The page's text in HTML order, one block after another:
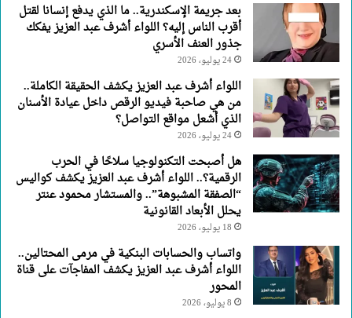
جذور
العنف
الأسري
بعد جريمة الإسكندرية.. ما الذي يدفع إنسانا لقتل
أقرب الناس إليه؟ اللواء أشرف عبد العزيز يفكك
جذور العنف الأسري
24 يوليو، 2026
اللواء أشرف عبد العزيز يكشف الحقيقة الكاملة..
من هي صاحبة فيديو الرقص داخل عيادة الأسنان
الذي أشعل مواقع التواصل؟
24 يوليو، 2026
هل أصبحت التكنولوجيا سلاحًا في الحرب
الرقمية؟.. اللواء أشرف عبد العزيز يكشف كواليس
“الصفقة المشبوهة”.. والمستشار محمود عنتر
يحلل الأبعاد القانونية
18 يوليو، 2026
واتساب والحسابات البنكية في مرمى المحتالين..
اللواء أشرف عبد العزيز يكشف المفاجآت على قناة
المحور
8 يوليو، 2026